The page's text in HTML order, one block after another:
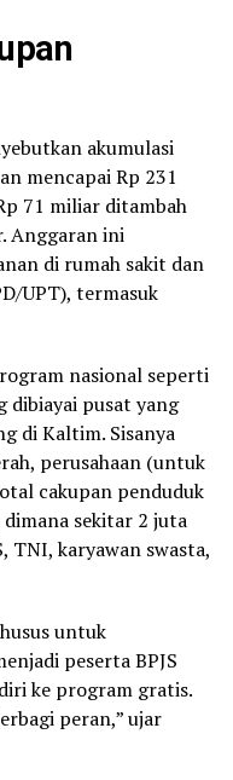
akumulasi
mencapai Rp 231
71 miliar ditambah
Anggaran ini
di rumah sakit dan
UPT), termasuk
nasional seperti
dibiayai pusat yang
di Kaltim. Sisanya
perusahaan (untuk
cakupan penduduk
sekitar 2 juta
TNI, karyawan swasta,
untuk
peserta BPJS
ke program gratis.
peran,” ujar